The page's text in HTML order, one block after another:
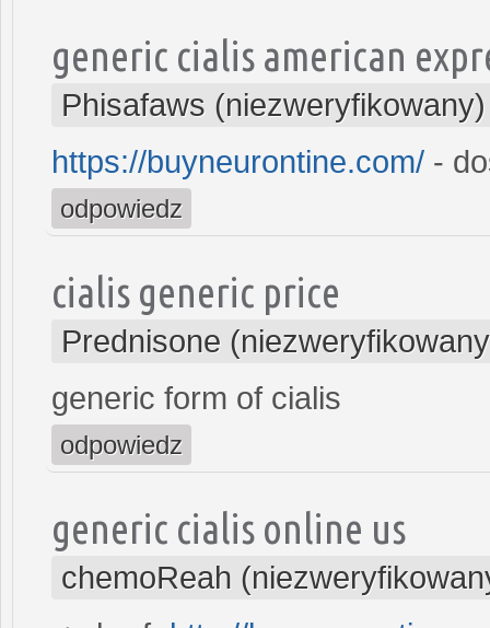
generic cialis american
Phisafaws (niezweryfikowany)
https://buyneurontine.com/ -
odpowiedz
cialis generic price
Prednisone
generic form of cialis
odpowiedz
generic cialis online us
chemoReah